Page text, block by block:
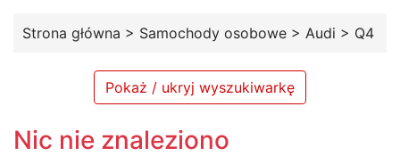
Strona główna > Samochody osobowe > Audi > Q4
Pokaż / ukryj wyszukiwarkę
Nic nie znaleziono